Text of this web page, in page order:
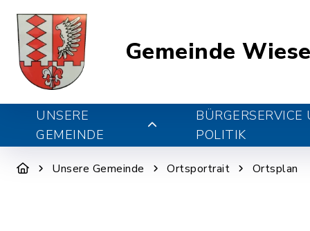
Gemeinde
UNSERE
GEMEINDE
BÜRGERSERVICE
POLITIK
Unsere Gemeinde Ortsportrait Ortsplan